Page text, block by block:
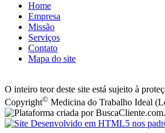
Home
Empresa
Missão
Serviços
Contato
Mapa do site
O inteiro teor deste site está sujeito à
Copyright© Medicina do Trabalho Ideal